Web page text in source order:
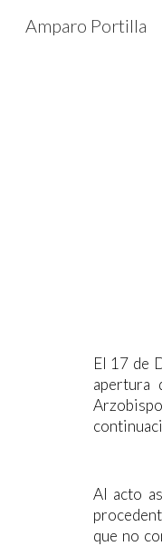
Amparo Portilla
El 17 de
apertura
Al acto
que no